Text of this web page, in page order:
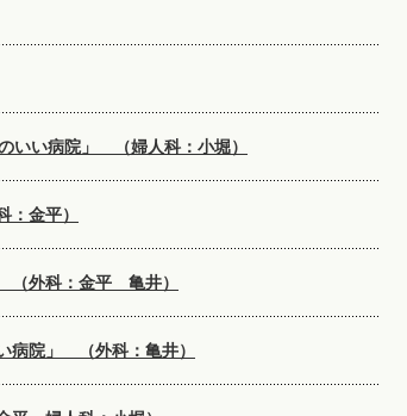
いい病院」 （婦人科：小堀）
金平）
（外科：金平 亀井）
病院」 （外科：亀井）